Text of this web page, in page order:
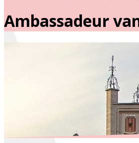
Ambassadeur